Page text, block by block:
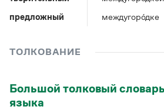
Справочники
Русский язык. Краткий теоретический
для школьников
Управление в русском языке
Словарь русских имён
Правила русской орфографии
(1956)
предложный
междугоро́дке
ТОЛКОВАНИЕ
Большой толковый
языка